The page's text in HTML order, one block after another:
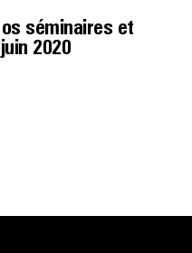
séminaires et
2020